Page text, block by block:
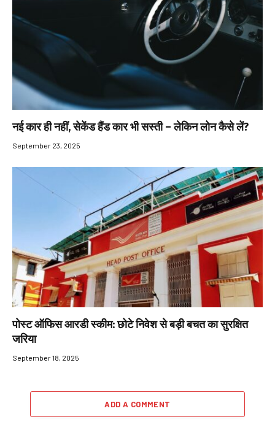
नई कार ही नहीं, सेकेंड हैंड कार भी सस्ती – लेकिन लोन कैसे लें?
September 23, 2025
पोस्ट ऑफिस आरडी स्कीम: छोटे निवेश से बड़ी बचत का सुरक्षित
जरिया
September 18, 2025
ADD A COMMENT